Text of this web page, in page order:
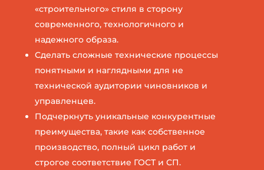
«строительного» стиля в сторону
современного, технологичного и
надежного образа.
Сделать сложные технические процессы
понятными и наглядными для не
технической аудитории чиновников и
управленцев.
Подчеркнуть уникальные конкурентные
преимущества, такие как собственное
производство, полный цикл работ и
строгое соответствие ГОСТ и СП.